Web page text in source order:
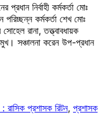
প্রধান নির্বাহী কর্মকর্তা মোঃ
কর্মকর্তা শেখ মোঃ
রানা, তত্ত্বাবধায়ক
সঞ্চালনা করেন উপ-প্রধান
রাসিক প্রশাসক রিটন, প্রশাসক